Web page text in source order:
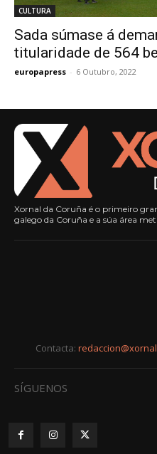
CULTURA
Sada súmase á
titularidade de 564
europapress - 6 Outubro, 2022
Xornal da Coruña é o primeiro
galego da Coruña e a súa área
Contacta:
SÍGUENOS